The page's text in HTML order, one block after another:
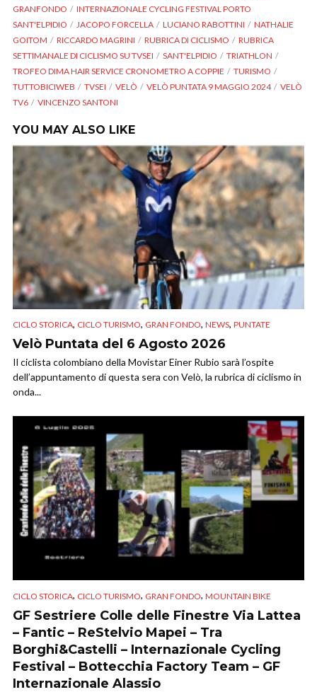
GRANFONDO
INTERNAZIONALE CYCLING FESTIVAL PORTO
SANT'ELPIDIO
JACOPO FORCELLA LUCIANO RABOTTINI
NATHALIE
GOITOM
RICCARDO MAGRINI RUBRICA DI CICLISMO
RUBRICA
SETTIMANALE DI CICLISMO SU TVSEI
SANT'ELPIDIO
TRIATHLON
TROFEO DIMA HAIR SERVICE CRONOMETRO A COPPIE
TURISMO
TUTTOBICIWEB
TVSEI VELÒ VELÒ PUNTATA 9 MAGGIO 2024
VELÒ
TV6
VINCENZO SANTONI
YOU MAY ALSO LIKE
CICLO STORICA, CICLO TURISMO, GRAN FONDO, NEWS, PUNTATE
Velò Puntata del 6 Agosto 2026
Il ciclista colombiano della Movistar Einer Rubio sarà l’ospite
dell’appuntamento di questa sera con Velò, la rubrica di ciclismo in
onda...
CICLO STORICA, CICLO TURISMO, GRAN FONDO, MOUNTAIN BIKE
GF Sestriere Colle delle Finestre Via Lattea
– Fantic – ReStelvio Mapei – Tra
Borghi&Castelli – Internazionale Cycling
Festival – Bottecchia Factory Team – GF
Internazionale Alassio